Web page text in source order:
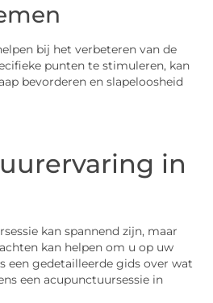
bij het verbeteren van de
punten te stimuleren, kan
bevorderen en slapeloosheid
in
kan spannend zijn, maar
kan helpen om u op uw
een gedetailleerde gids over wat
een acupunctuursessie in